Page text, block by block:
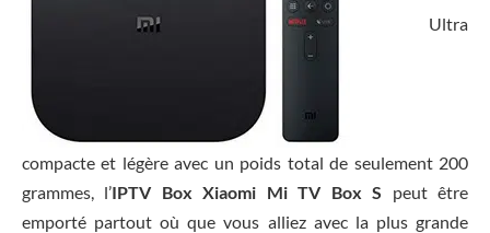
Ultra
compacte et légère avec un poids total de seulement 200
grammes, l’IPTV Box Xiaomi Mi TV Box S peut être
emporté partout où que vous alliez avec la plus grande